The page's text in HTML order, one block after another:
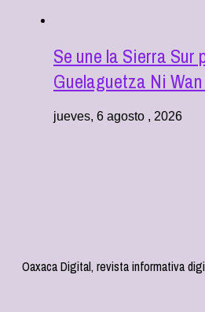
Se une la Sierra Sur
Guelaguetza Ni Wan
jueves, 6 agosto , 2026
Oaxaca Digital, revista informativa